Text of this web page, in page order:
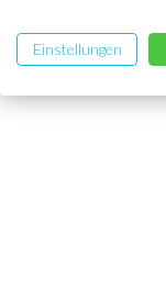
Einstellungen